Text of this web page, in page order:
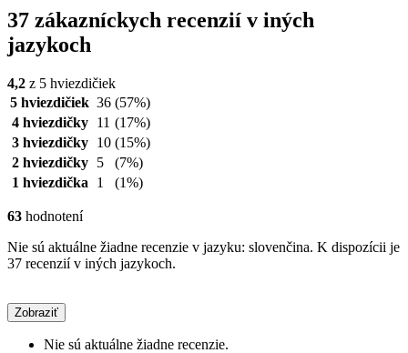
37 zákazníckych recenzií v iných
jazykoch
4,2 z 5 hviezdičiek
5 hviezdičiek 36 (57%)
4 hviezdičky
11 (17%)
3 hviezdičky
10 (15%)
2 hviezdičky
5
(7%)
1 hviezdička
1 (1%)
63 hodnotení
Nie sú aktuálne žiadne recenzie v jazyku: slovenčina. K dispozícii je
37 recenzií v iných jazykoch.
Zobraziť
Nie sú aktuálne žiadne recenzie.